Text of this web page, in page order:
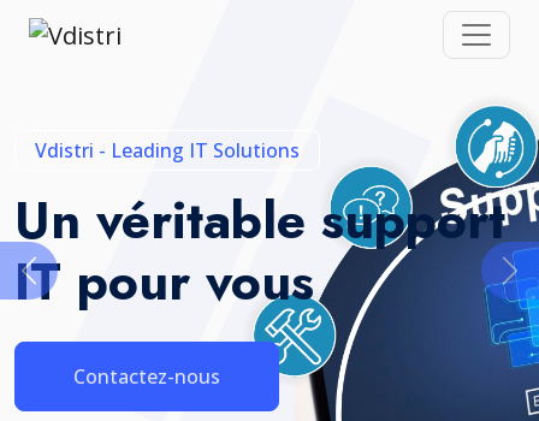
Vdistri - Leading IT Solutions
Un véritable support
IT pour vous
Contactez-nous